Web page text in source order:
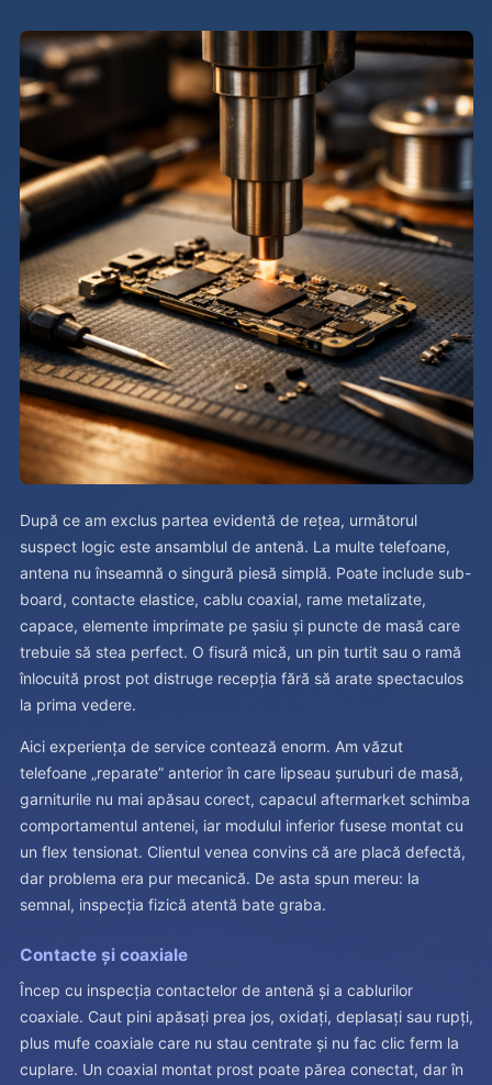
După ce am exclus partea evidentă de rețea, următorul
suspect logic este ansamblul de antenă. La multe telefoane,
antena nu înseamnă o singură piesă simplă. Poate include sub-
board, contacte elastice, cablu coaxial, rame metalizate,
capace, elemente imprimate pe șasiu și puncte de masă care
trebuie să stea perfect. O fisură mică, un pin turtit sau o ramă
înlocuită prost pot distruge recepția fără să arate spectaculos
la prima vedere.
Aici experiența de service contează enorm. Am văzut
telefoane „reparate” anterior în care lipseau șuruburi de masă,
garniturile nu mai apăsau corect, capacul aftermarket schimba
comportamentul antenei, iar modulul inferior fusese montat cu
un flex tensionat. Clientul venea convins că are placă defectă,
dar problema era pur mecanică. De asta spun mereu: la
semnal, inspecția fizică atentă bate graba.
Contacte și coaxiale
Încep cu inspecția contactelor de antenă și a cablurilor
coaxiale. Caut pini apăsați prea jos, oxidați, deplasați sau rupți,
plus mufe coaxiale care nu stau centrate și nu fac clic ferm la
cuplare. Un coaxial montat prost poate părea conectat, dar în